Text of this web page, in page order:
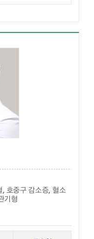
호중구 감소증, 혈소
기형